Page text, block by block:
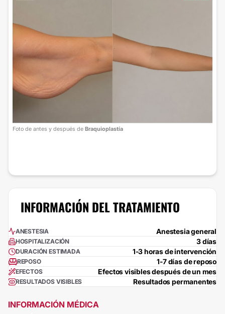
Foto de antes y después de Braquioplastía
INFORMACIÓN DEL TRATAMIENTO
ANESTESIA Anestesia general
HOSPITALIZACIÓN 3 días
DURACIÓN ESTIMADA 1-3 horas de intervención
REPOSO 1-7 días de reposo
EFECTOS Efectos visibles después de un mes
RESULTADOS VISIBLES Resultados permanentes
INFORMACIÓN MÉDICA